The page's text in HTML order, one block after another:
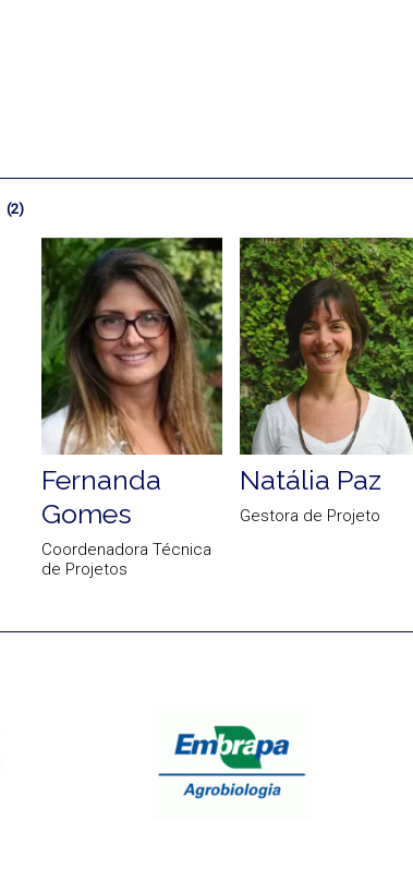
(2)
Fernanda
Gomes
Coordenadora Técnica
de Projetos
Natália Paz
Gestora de Projeto